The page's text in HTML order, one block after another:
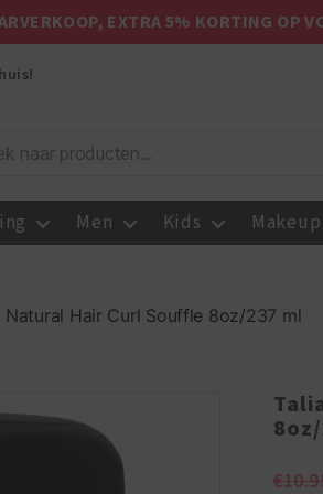
EXTRA 5% KORTING OP
Men Kids Makeup
Hair Curl Souffle 8oz/237 ml
€